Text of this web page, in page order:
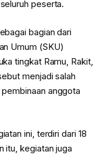
peserta.
bagian dari
Umum (SKU)
tingkat Ramu, Rakit,
menjadi salah
anggota
ini, terdiri dari 18
itu, kegiatan juga